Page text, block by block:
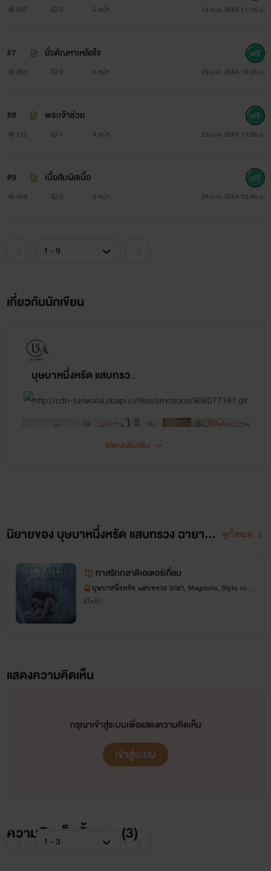
รัญจวนใจที่จะขับกล่อมปลอบประโลมให้สรรพางค์กายของท่าน
ผู้ชายพันธุ์ดิบ' ประกอบด้วยนิยายอีโรติกโรมานซ์สุดเผ็ดร้อน 2
เรื่อง ได้แก่
นายหัวกระหายรัก ประพันธ์โดย ญาตา, และ
ขโมยหัวใจมาเฟียพันธุ์ดิบ ประพันธ์โดย บุษบาหนึ่งหรัด
สุดความสามารถและคุ้มค่ากับสนนราคาค่าจ้างหลักล้านล้านดอล
แต่กระนั้นบุษบาหนึ่งหรัดก็คาดหวังสูงเหลือเกินว่า ท่านจะถูก
อกถูกใจทุกตัวอักษรของบทบรรยายอันตื่นเร้าเขย่าขวัญโดยการ
ทุ่มจินตนาการสร้างอันมหาศาล แม้ว่าความอลังการของแต่ละ
297 0 5 หน้า 14 ก.ย. 2563 11:14 น.
#7 ยั่วตัณหาเหลือใจ
260 0 6 หน้า 23 ม.ค. 2564 19:36 น.
#8 พระเจ้าช่วย
212 1 4 หน้า 23 ม.ค. 2564 19:38 น.
#9 เนื้อสัมผัสเนื้อ
454 2 3 หน้า 24 ม.ค. 2564 13:48 น.
เกี่ยวกับนักเขียน
บุษบาหนึ่งหรัด แสบทรวง ฉายา, Magnolia, Stylo romantique
แสดงเพิ่มเติม
นิยายของ บุษบาหนึ่งหรัด แสบทรวง ฉายา, Magnolia, Stylo romantique ดูทั้งหมด
ทาสรักกลาดิเอเตอร์เถื่อน
บุษบาหนึ่งหรัด แสบทรวง ฉายา, Magnolia, Stylo rom
antique
อีโรติก
แสดงความคิดเห็น
กรุณาเข้าสู่ระบบเพื่อแสดงความคิดเห็น
เข้าสู่ระบบ
ความคิดเห็นทั้งหมด (3)